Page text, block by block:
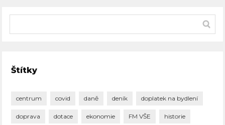
Štítky
centrum covid daně deník doplatek na bydlení
doprava dotace ekonomie FM VŠE historie